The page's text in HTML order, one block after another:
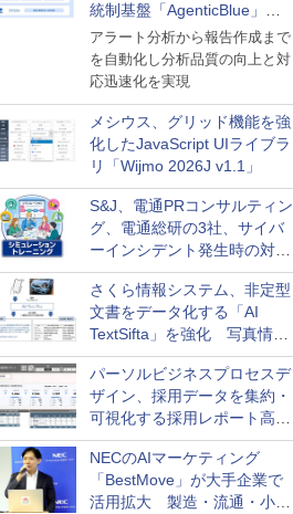
統制基盤「AgenticBlue」を
導入
アラート分析から報告作成まで
を自動化し分析品質の向上と対
応迅速化を実現
メシウス、グリッド機能を強
化したJavaScript UIライブラ
リ「Wijmo 2026J v1.1」
S&J、電通PRコンサルティン
グ、電通総研の3社、サイバ
ーインシデント発生時の対応
と危機管理広報を一体的に訓
練するプログラムを提供
さくら情報システム、非定型
文書をデータ化する「AI
TextSifta」を強化 写真情報
のデータ化などに対応
パーソルビジネスプロセスデ
ザイン、採用データを集約・
可視化する採用レポート高速
化サービスを提供
NECのAIマーケティング
「BestMove」が大手企業で
活用拡大 製造・流通・小売